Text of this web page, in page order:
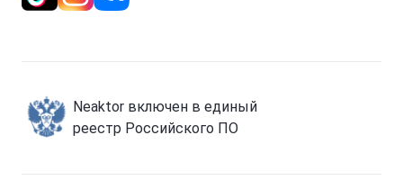
Neaktor включен в единый
реестр Российского ПО